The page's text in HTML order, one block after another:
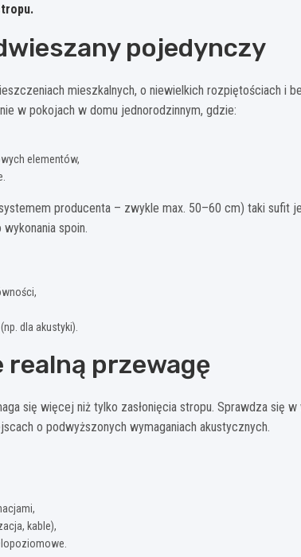
pojedynczy
mieszkalnych, o niewielkich rozpiętościach i
w pokojach w domu jednorodzinnym, gdzie:
elementów,
producenta – zwykle max. 50–60 cm) taki sufit
spoin.
dla akustyki).
przewagę
się więcej niż tylko zasłonięcia stropu. Sprawdza się
o podwyższonych wymaganiach akustycznych.
kable),